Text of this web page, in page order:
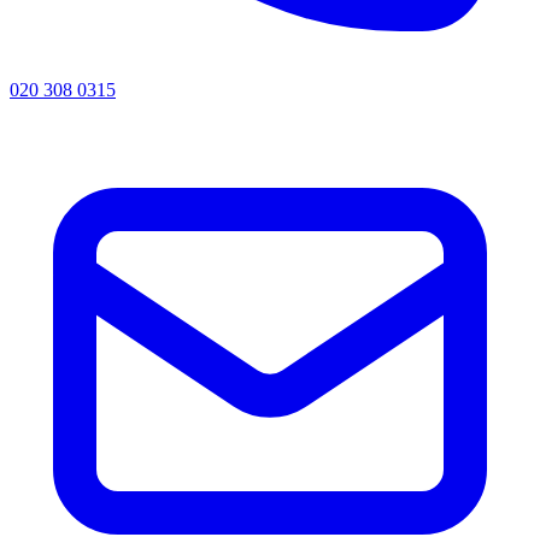
020 308 0315